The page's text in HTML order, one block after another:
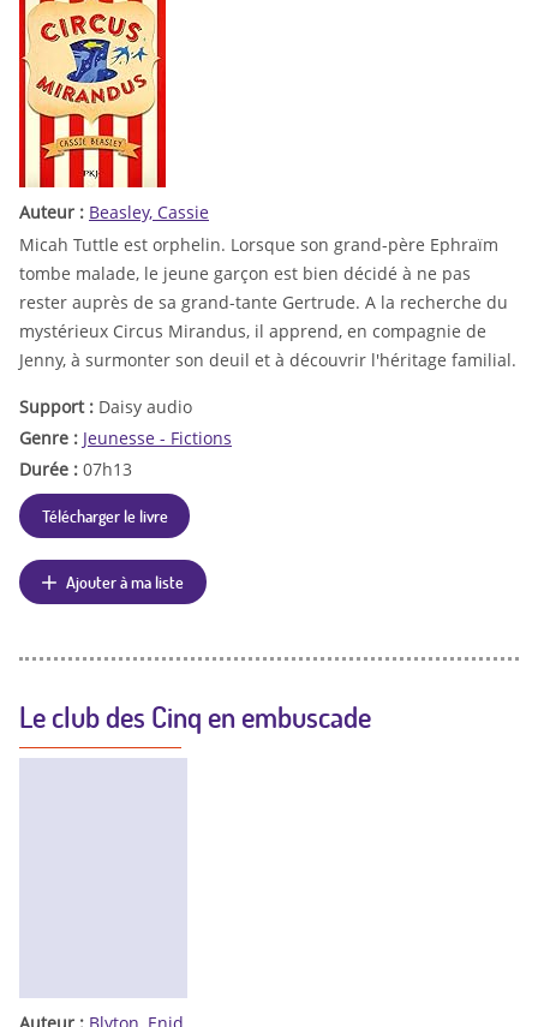
Auteur : Beasley, Cassie
Micah Tuttle est orphelin. Lorsque son grand-père Ephraïm
tombe malade, le jeune garçon est bien décidé à ne pas
rester auprès de sa grand-tante Gertrude. A la recherche du
mystérieux Circus Mirandus, il apprend, en compagnie de
Jenny, à surmonter son deuil et à découvrir l'héritage familial.
Support : Daisy audio
Genre : Jeunesse - Fictions
Durée : 07h13
Télécharger le livre
Ajouter à ma liste
Le club des Cinq en embuscade